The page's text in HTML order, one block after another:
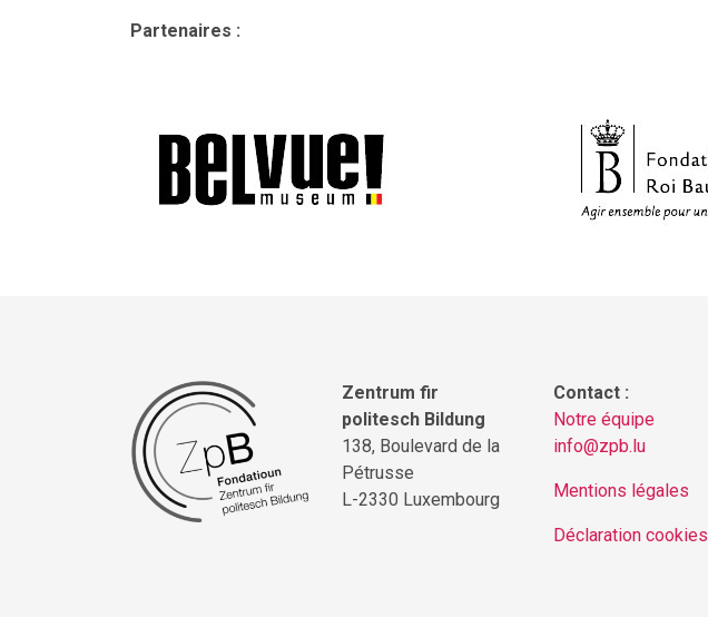
Partenaires :
Zentrum fir
politesch Bildung
138, Boulevard de la
Pétrusse
L-2330 Luxembourg
Contact :
Notre équipe
info@zpb.lu
Mentions légales
Déclaration cookies